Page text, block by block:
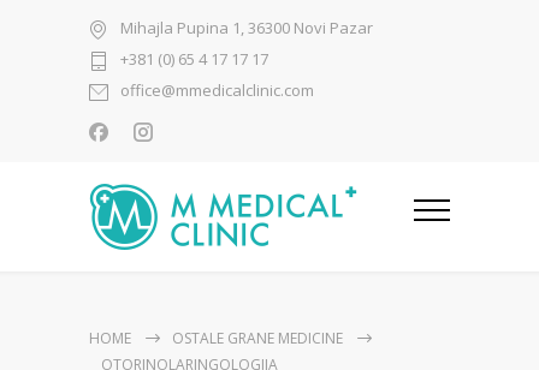
Mihajla Pupina 1, 36300 Novi Pazar
+381 (0) 65 4 17 17 17
office@mmedicalclinic.com
HOME
OSTALE GRANE MEDICINE
OTORINOLARINGOLOGIJA